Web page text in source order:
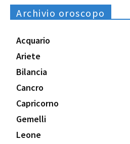
Archivio oroscopo
Acquario
Ariete
Bilancia
Cancro
Capricorno
Gemelli
Leone